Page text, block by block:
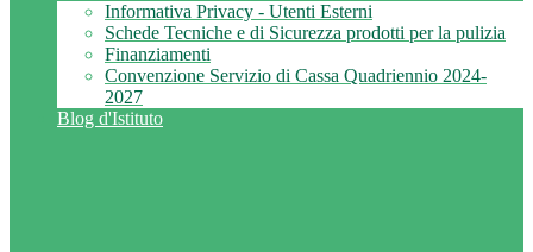
Informativa Privacy - Utenti Esterni
Schede Tecniche e di Sicurezza prodotti per la pulizia
Finanziamenti
Convenzione Servizio di Cassa Quadriennio 2024-
2027
Blog d'Istituto